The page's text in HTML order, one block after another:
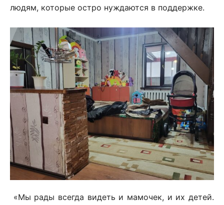
людям, которые остро нуждаются в поддержке.
«Мы рады всегда видеть и мамочек, и их детей.